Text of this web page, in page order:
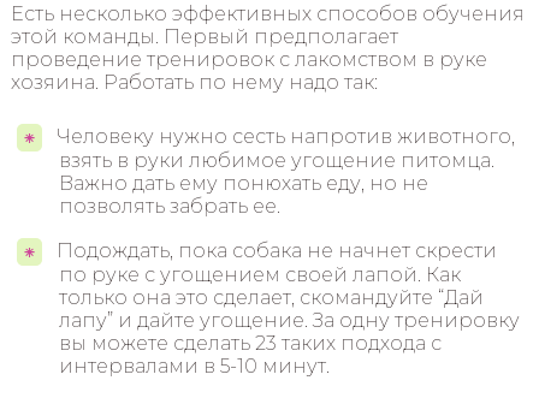
Есть несколько эффективных способов обучения
этой команды. Первый предполагает
проведение тренировок с лакомством в руке
хозяина. Работать по нему надо так:
Человеку нужно сесть напротив животного,
взять в руки любимое угощение питомца.
Важно дать ему понюхать еду, но не
позволять забрать ее.
Подождать, пока собака не начнет скрести
по руке с угощением своей лапой. Как
только она это сделает, скомандуйте “Дай
лапу” и дайте угощение. За одну тренировку
вы можете сделать 23 таких подхода с
интервалами в 5-10 минут.